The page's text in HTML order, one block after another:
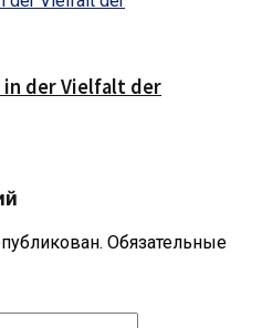
in der Vielfalt der
Обязательные